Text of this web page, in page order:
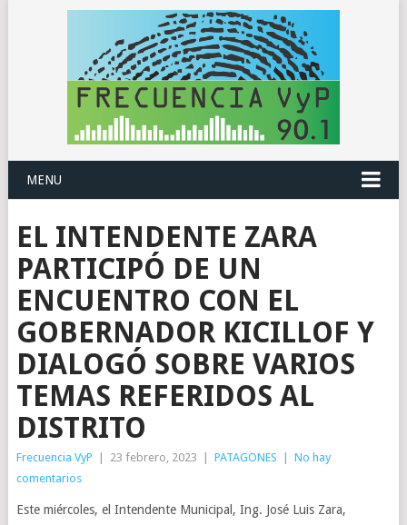
MENU
EL INTENDENTE ZARA
PARTICIPÓ DE UN
ENCUENTRO CON EL
GOBERNADOR KICILLOF Y
DIALOGÓ SOBRE VARIOS
TEMAS REFERIDOS AL
DISTRITO
Frecuencia VyP 23 febrero, 2023 PATAGONES
No hay
comentarios
Este miércoles, el Intendente Municipal, Ing. José Luis Zara,